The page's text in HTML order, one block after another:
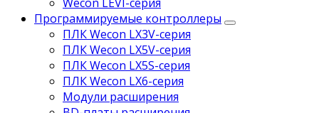
Программируемые контроллеры
ПЛК Wecon LX3V-серия
ПЛК Wecon LX5V-серия
ПЛК Wecon LX5S-серия
ПЛК Wecon LX6-серия
Модули расширения